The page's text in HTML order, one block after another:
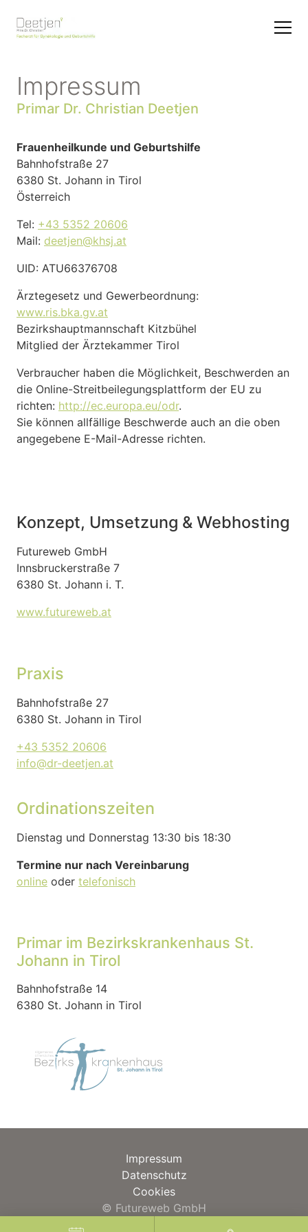
Impressum
Primar Dr. Christian Deetjen
Frauenheilkunde und Geburtshilfe
Bahnhofstraße 27
6380 St. Johann in Tirol
Österreich
Tel: +43 5352 20606
Mail: deetjen@khsj.at
UID: ATU66376708
Ärztegesetz und Gewerbeordnung:
www.ris.bka.gv.at
Bezirkshauptmannschaft Kitzbühel
Mitglied der Ärztekammer Tirol
Verbraucher haben die Möglichkeit, Beschwerden an
die Online-Streitbeilegungsplattform der EU zu
richten: http://ec.europa.eu/odr.
Sie können allfällige Beschwerde auch an die oben
angegebene E-Mail-Adresse richten.
Konzept, Umsetzung & Webhosting
Futureweb GmbH
Innsbruckerstraße 7
6380 St. Johann i. T.
www.futureweb.at
Praxis
Bahnhofstraße 27
6380 St. Johann in Tirol
+43 5352 20606
info@dr-deetjen.at
Ordinationszeiten
Dienstag und Donnerstag 13:30 bis 18:30
Termine nur nach Vereinbarung
online oder telefonisch
Primar im Bezirkskrankenhaus St.
Johann in Tirol
Bahnhofstraße 14
6380 St. Johann in Tirol
Impressum
Datenschutz
Cookies
© Futureweb GmbH